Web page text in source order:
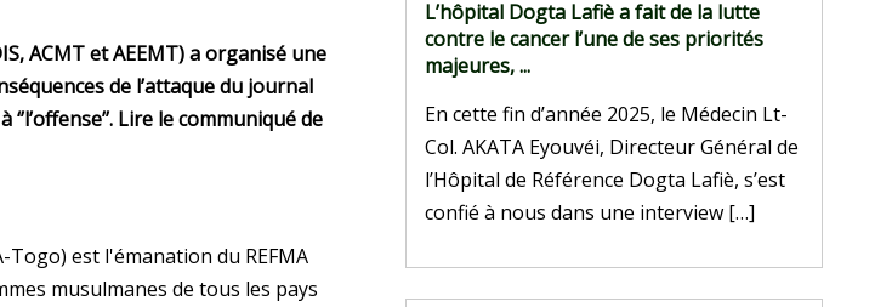
ACMT et AEEMT) a organisé une
de l’attaque du journal
Lire le communiqué de
Togo) est l'émanation du REFMA
musulmanes de tous les pays
L’hôpital Dogta Lafiè a fait de la lutte
contre le cancer l’une de ses priorités
majeures, ...
En cette fin d’année 2025, le Médecin Lt-
Col. AKATA Eyouvéi, Directeur Général de
l’Hôpital de Référence Dogta Lafiè, s’est
confié à nous dans une interview […]